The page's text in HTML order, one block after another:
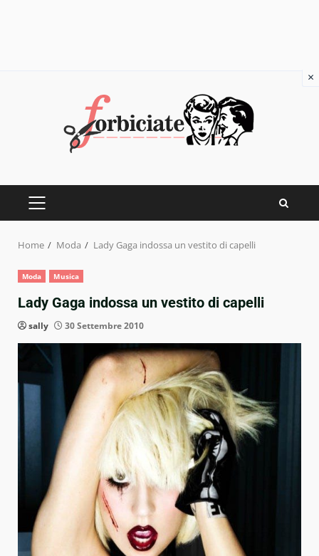
PRIMARY
Home Moda Lady Gaga indossa un vestito di capelli
Moda Musica
Lady Gaga indossa un vestito di capelli
sally 30 Settembre 2010
×